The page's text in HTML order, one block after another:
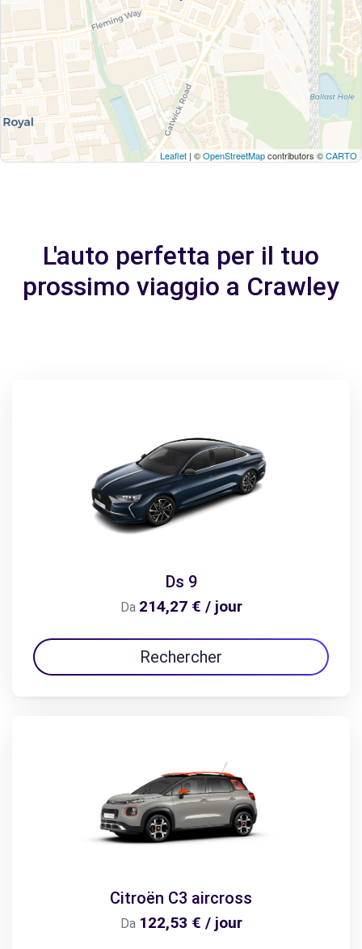
Leaflet | ©OpenStreetMapcontributors ©CARTO
L'auto perfetta per il tuo
prossimo viaggio a Crawley
Ds 9
Da 214,27 € / jour
Rechercher
Citroën C3 aircross
Da 122,53 € / jour